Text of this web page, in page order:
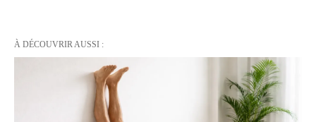
À DÉCOUVRIR AUSSI :